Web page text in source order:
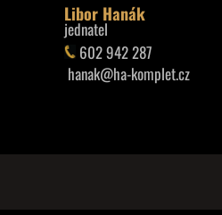
Libor Hanák
jednatel
602 942 287
hanak@ha-komplet.cz